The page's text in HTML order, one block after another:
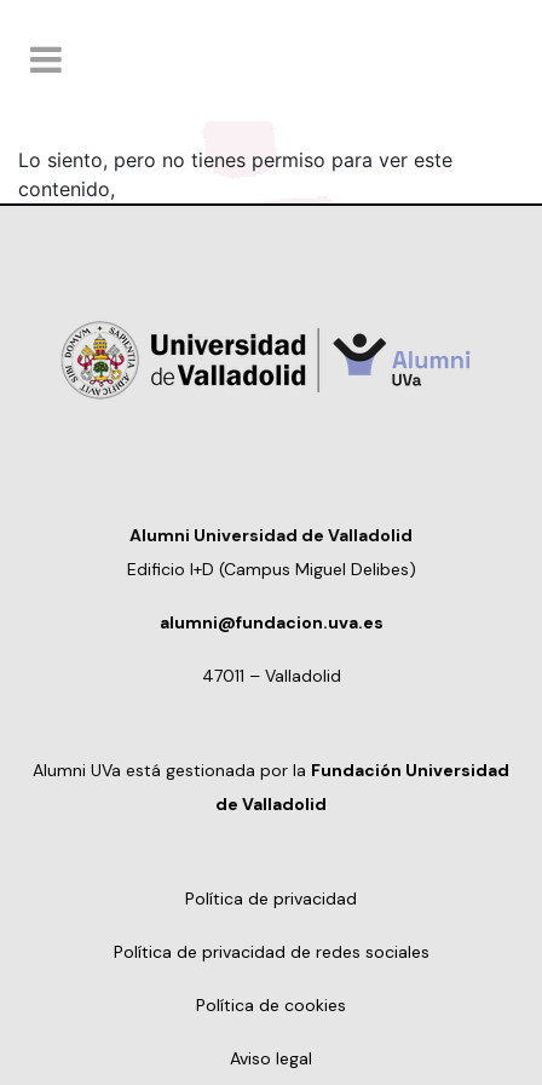
Lo siento, pero no tienes permiso para ver este
contenido,
Alumni Universidad de Valladolid
Edificio I+D (Campus Miguel Delibes)
alumni@fundacion.uva.es
47011 – Valladolid
Alumni UVa está gestionada por la Fundación Universidad
de Valladolid
Política de privacidad
Política de privacidad de redes sociales
Política de cookies
Aviso legal